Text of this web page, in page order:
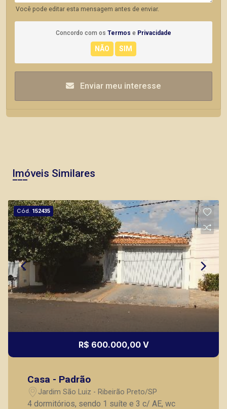
Você pode editar esta mensagem antes de enviar.
Concordo com os Termos e Privacidade
Enviar meu interesse
Imóveis Similares
Cód. 152435
R$ 600.000,00 V
Casa - Padrão
Jardim São Luiz - Ribeirão Preto/SP
4 dormitórios, sendo 1 suíte e 3 c/ AE, wc